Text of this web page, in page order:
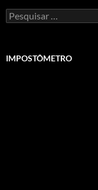
Pesquisar
por:
IMPOSTÔMETRO